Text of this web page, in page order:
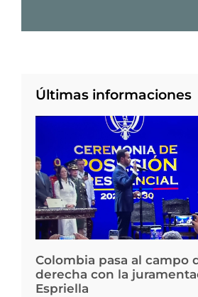
Últimas informaciones
Colombia pasa al campo
derecha con la
Espriella